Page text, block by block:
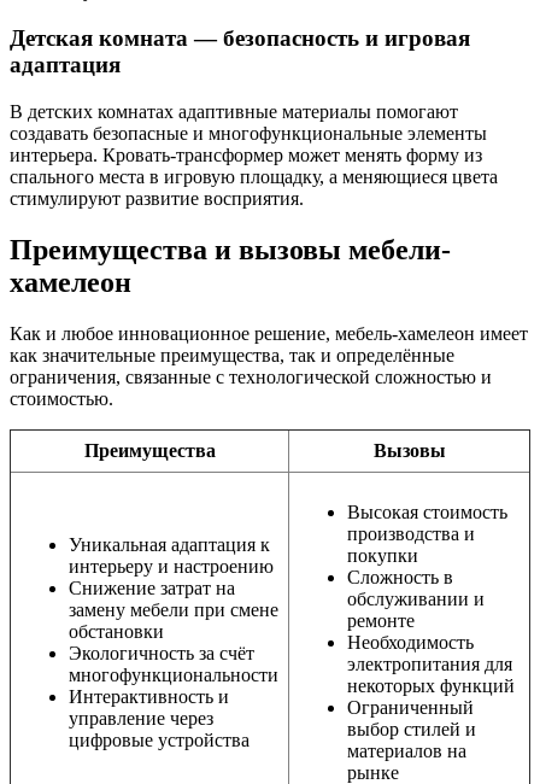
Детская комната — безопасность и игровая
адаптация
В детских комнатах адаптивные материалы помогают
создавать безопасные и многофункциональные элементы
интерьера. Кровать-трансформер может менять форму из
спального места в игровую площадку, а меняющиеся цвета
стимулируют развитие восприятия.
Преимущества и вызовы мебели-
хамелеон
Как и любое инновационное решение, мебель-хамелеон имеет
как значительные преимущества, так и определённые
ограничения, связанные с технологической сложностью и
стоимостью.
Преимущества Вызовы
Уникальная адаптация к
интерьеру и настроению
Снижение затрат на
замену мебели при смене
обстановки
Экологичность за счёт
многофункциональности
Интерактивность и
управление через
цифровые устройства
Высокая стоимость
производства и
покупки
Сложность в
обслуживании и
ремонте
Необходимость
электропитания для
некоторых функций
Ограниченный
выбор стилей и
материалов на
рынке